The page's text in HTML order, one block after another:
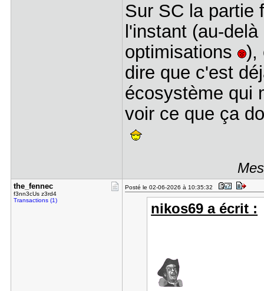
Sur SC la partie
l'instant (au-
optimisations
),
dire que c'est
écosystème qui
voir ce que ça
the_fennec
f3nn3cUs z3rd4
Transactions (1)
Posté le 02-06-2026 à 10:35:32
nikos69 a écrit :